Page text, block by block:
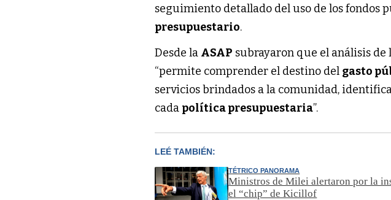
seguimiento detallado del uso de los fondos
presupuestario.
Desde la ASAP subrayaron que el análisis
“permite comprender el destino del gasto
servicios brindados a la comunidad,
cada política presupuestaria”.
LEÉ TAMBIÉN:
TÉTRICO PANORAMA
Ministros de Milei alertaron por la
el “chip” de Kicillof